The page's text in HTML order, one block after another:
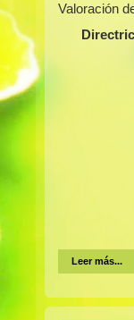
Valoración
Leer más...